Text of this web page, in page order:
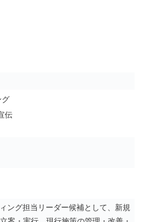
グ
伝
ング担当リーダー候補として、新規